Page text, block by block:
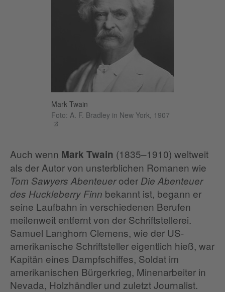
Mark Twain
Foto: A. F. Bradley in New York, 1907
Auch wenn Mark Twain (1835–1910) weltweit
als der Autor von unsterblichen Romanen wie
Tom Sawyers Abenteueroder Die Abenteuer
des Huckleberry Finn bekannt ist, begann er
seine Laufbahn in verschiedenen Berufen
meilenweit entfernt von der Schriftstellerei.
Samuel Langhorn Clemens, wie der US-
amerikanische Schriftsteller eigentlich hieß, war
Kapitän eines Dampfschiffes, Soldat im
amerikanischen Bürgerkrieg, Minenarbeiter in
Nevada, Holzhändler und zuletzt Journalist.